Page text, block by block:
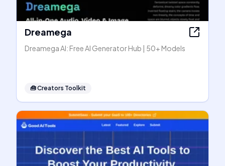
Dreamega
Dreamega AI: Free AI Generator Hub | 50+ Models
🧰Creators Toolkit